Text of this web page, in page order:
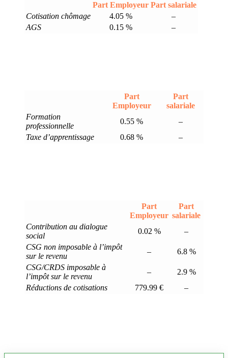
Part Employeur Part salariale
Cotisation chômage
4.05 %
–
AGS
0.15 % –
Part
Employeur
Part
salariale
Formation
professionnelle
0.55 %
–
Taxe d’apprentissage
0.68 % –
Part
Employeur
Part
salariale
Contribution au dialogue
social
0.02 %
–
CSG non imposable à l’impôt
sur le revenu
–
6.8 %
CSG/CRDS imposable à
l’impôt sur le revenu
–
2.9 %
Réductions de cotisations
779.99 € –